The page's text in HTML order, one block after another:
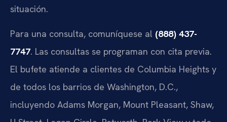
situación.
Para una consulta, comuníquese al (888) 437-
7747. Las consultas se programan con cita previa.
El bufete atiende a clientes de Columbia Heights y
de todos los barrios de Washington, D.C.,
incluyendo Adams Morgan, Mount Pleasant, Shaw,